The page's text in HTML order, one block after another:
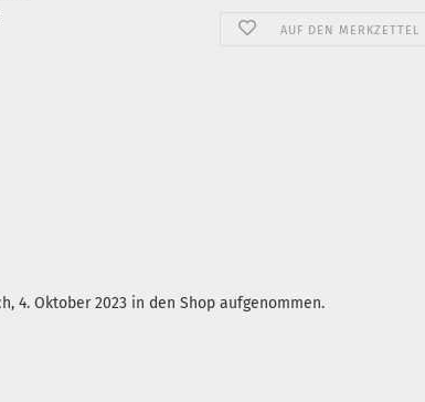
AUF DEN MERKZETTEL
4. Oktober 2023 in den Shop aufgenommen.